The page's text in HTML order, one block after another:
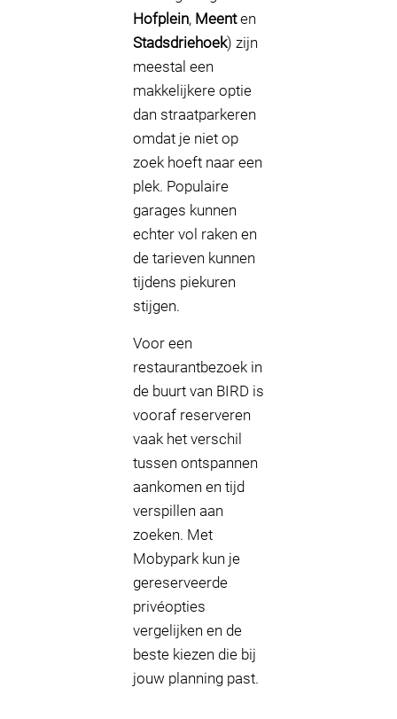
Hofplein, Meenten
Stadsdriehoek) zijn
meestal een
makkelijkere optie
dan straatparkeren
omdat je niet op
zoek hoeft naar een
plek. Populaire
garages kunnen
echter vol raken en
de tarieven kunnen
tijdens piekuren
stijgen.
Voor een
restaurantbezoek in
de buurt van BIRD is
vooraf reserveren
vaak het verschil
tussen ontspannen
aankomen en tijd
verspillen aan
zoeken. Met
Mobypark kun je
gereserveerde
privéopties
vergelijken en de
beste kiezen die bij
jouw planning past.